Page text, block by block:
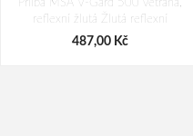
Přilba MSA V-Gard 500 větraná,
reflexní žlutá Žlutá reflexní
487,00 Kč